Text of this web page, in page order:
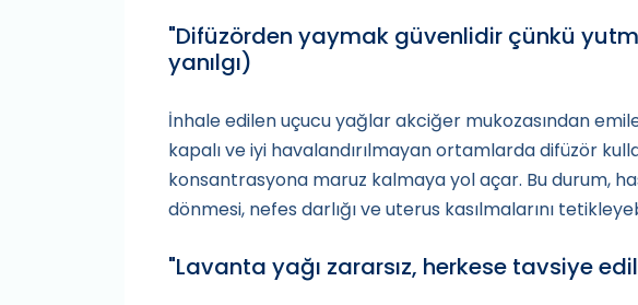
"Difüzörden yaymak güvenlidir çünkü
yanılgı)
İnhale edilen uçucu yağlar akciğer mukozasından
kapalı ve iyi havalandırılmayan ortamlarda difüzör
konsantrasyona maruz kalmaya yol açar. Bu durum,
dönmesi, nefes darlığı ve uterus kasılmalarını
"Lavanta yağı zararsız, herkese tavsiye